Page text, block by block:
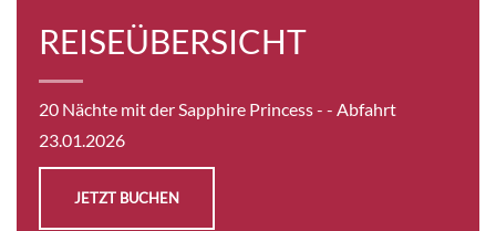
REISEÜBERSICHT
20 Nächte mit der Sapphire Princess - - Abfahrt
23.01.2026
JETZT BUCHEN